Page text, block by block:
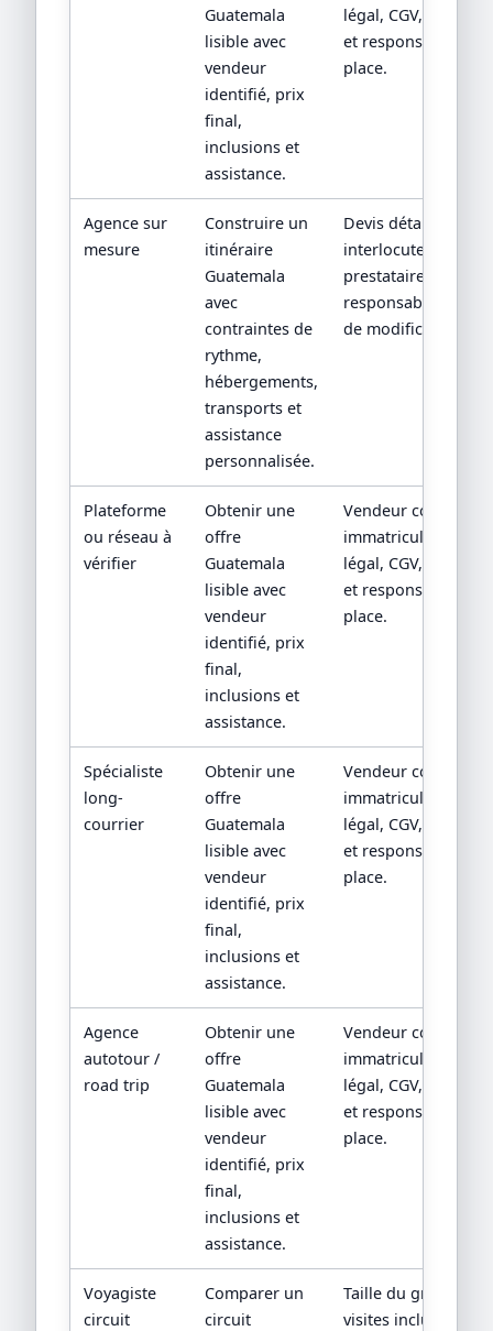
Guatemala
lisible avec
vendeur
identifié, prix
final,
inclusions et
assistance.
légal, CGV,
et responsabilité
place.
Agence sur
mesure
Construire un
itinéraire
Guatemala
avec
contraintes de
rythme,
hébergements,
transports et
assistance
personnalisée.
Devis détaillé,
interlocuteur,
prestataires locaux
responsabilités en
de modification.
Plateforme
ou réseau à
vérifier
Obtenir une
offre
Guatemala
lisible avec
vendeur
identifié, prix
final,
inclusions et
assistance.
Vendeur
immatriculation/
légal, CGV,
et responsabilité
place.
Spécialiste
long-
courrier
Obtenir une
offre
Guatemala
lisible avec
vendeur
identifié, prix
final,
inclusions et
assistance.
Vendeur
immatriculation/
légal, CGV,
et responsabilité
place.
Agence
autotour /
road trip
Obtenir une
offre
Guatemala
lisible avec
vendeur
identifié, prix
final,
inclusions et
assistance.
Vendeur
immatriculation/
légal, CGV,
et responsabilité
place.
Voyagiste
circuit
Comparer un
circuit
Taille du groupe,
visites incluses,